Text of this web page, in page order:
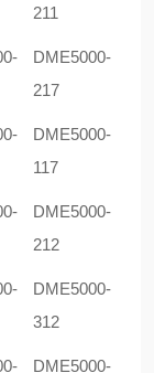
211
DME5000-
217
DME5000-
117
DME5000-
212
DME5000-
312
DME5000-